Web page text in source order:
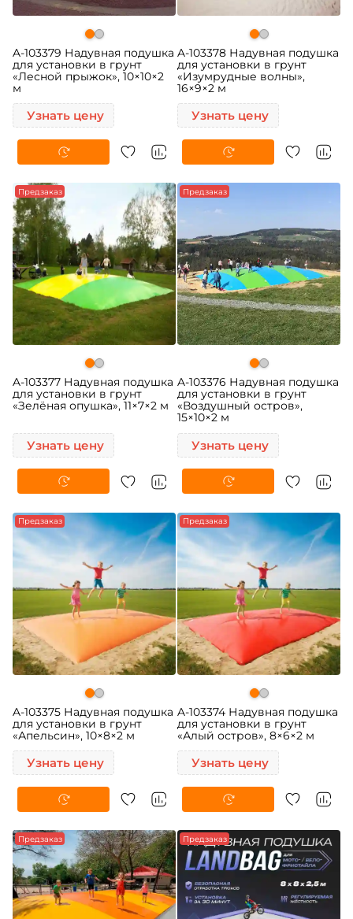
A-103379 Надувная подушка
для установки в грунт
«Лесной прыжок», 10×10×2
м
Узнать цену
A-103378 Надувная подушка
для установки в грунт
«Изумрудные волны»,
16×9×2 м
Узнать цену
Предзаказ
A-103377 Надувная подушка
для установки в грунт
«Зелёная опушка», 11×7×2 м
Узнать цену
Предзаказ
A-103376 Надувная подушка
для установки в грунт
«Воздушный остров»,
15×10×2 м
Узнать цену
Предзаказ
A-103375 Надувная подушка
для установки в грунт
«Апельсин», 10×8×2 м
Узнать цену
Предзаказ
A-103374 Надувная подушка
для установки в грунт
«Алый остров», 8×6×2 м
Узнать цену
-5% Предзаказ -5% Предзаказ